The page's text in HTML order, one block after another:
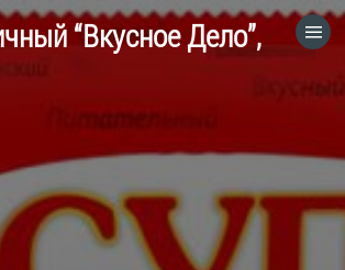
“Вкусное Дело”,
HOME
VISIT WEBSITE